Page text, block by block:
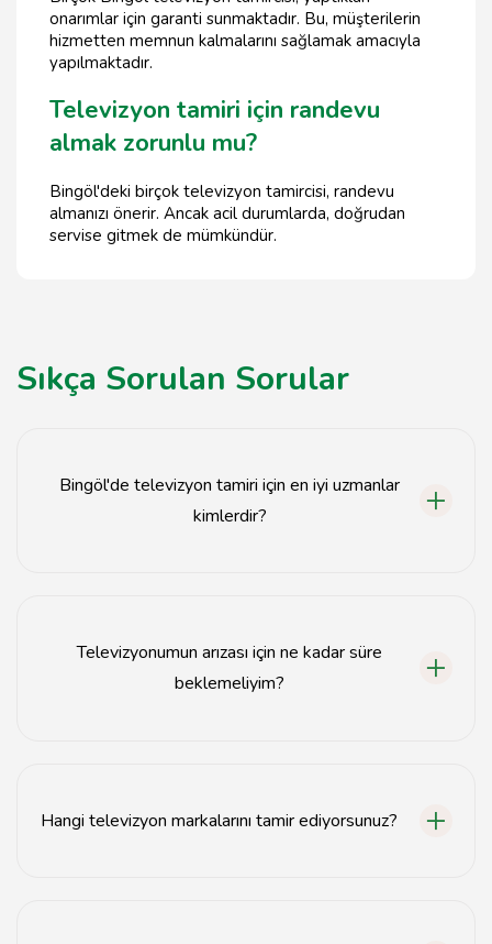
onarımlar için garanti sunmaktadır. Bu, müşterilerin
hizmetten memnun kalmalarını sağlamak amacıyla
yapılmaktadır.
Televizyon tamiri için randevu
almak zorunlu mu?
Bingöl'deki birçok televizyon tamircisi, randevu
almanızı önerir. Ancak acil durumlarda, doğrudan
servise gitmek de mümkündür.
Sıkça Sorulan Sorular
Bingöl'de televizyon tamiri için en iyi uzmanlar
kimlerdir?
Televizyonumun arızası için ne kadar süre
beklemeliyim?
Hangi televizyon markalarını tamir ediyorsunuz?